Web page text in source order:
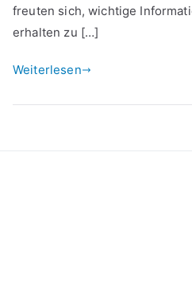
freuten sich, wichtige
erhalten zu […]
Weiterlesen